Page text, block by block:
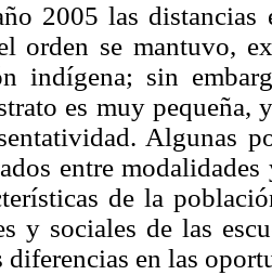
2005 las distancias
orden se mantuvo,
indígena; sin
es muy pequeña,
Algunas
entre
de la
y sociales de las
diferencias en las